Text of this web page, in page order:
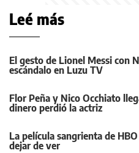
Leé más
El gesto de Lionel Messi con
escándalo en Luzu TV
Flor Peña y Nico Occhiato
dinero perdió la actriz
La película sangrienta de
dejar de ver